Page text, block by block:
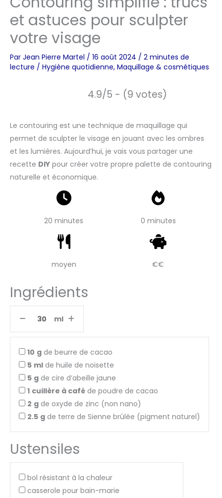
et astuces pour sculpter
votre visage
Par Jean Pierre Martel / 16 août 2024 / 2 minutes de
lecture / Hygiène quotidienne, Maquillage & cosmétiques
4.9/5 - (9 votes)
Le contouring est une technique de maquillage qui
permet de sculpter le visage en jouant avec les ombres
et les lumières. Aujourd’hui, je vais vous partager une
recette DIY pour créer votre propre palette de contouring
naturelle et économique.
20 minutes 0 minutes
moyen €€
Ingrédients
ml
10 g de beurre de cacao
5 ml de huile de noisette
5 g de cire d’abeille jaune
1 cuillère à café de poudre de cacao
2 g de oxyde de zinc (non nano)
2.5 g de terre de Sienne brûlée (pigment naturel)
Ustensiles
bol résistant à la chaleur
casserole pour bain-marie